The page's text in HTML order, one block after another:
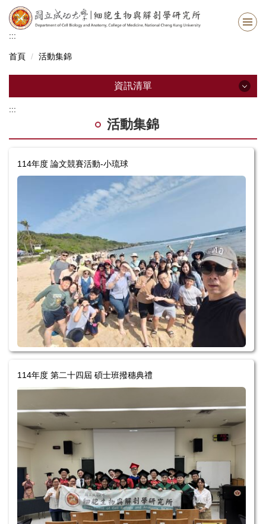
跳
到
主
內
:::
首頁 活動集錦
資訊清單
招生資訊
修業資訊
學生畢業專區
歷屆學生
職涯發展
大體捐贈專區
:::
活動集錦
114年度 論文競賽活動-小琉球
114年度 第二十四屆 碩士班撥穗典禮